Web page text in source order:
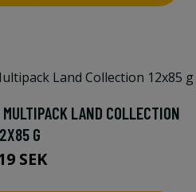
LAND COLLECTION
G
SEK